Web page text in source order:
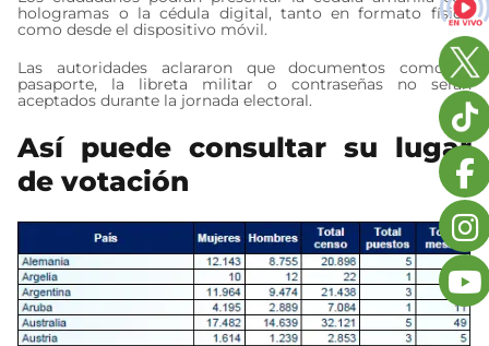
hologramas o la cédula digital, tanto en formato físico
como desde el dispositivo móvil.
Las autoridades aclararon que documentos como el
pasaporte, la libreta militar o contraseñas no serán
aceptados durante la jornada electoral.
Así puede consultar su lugar
de votación